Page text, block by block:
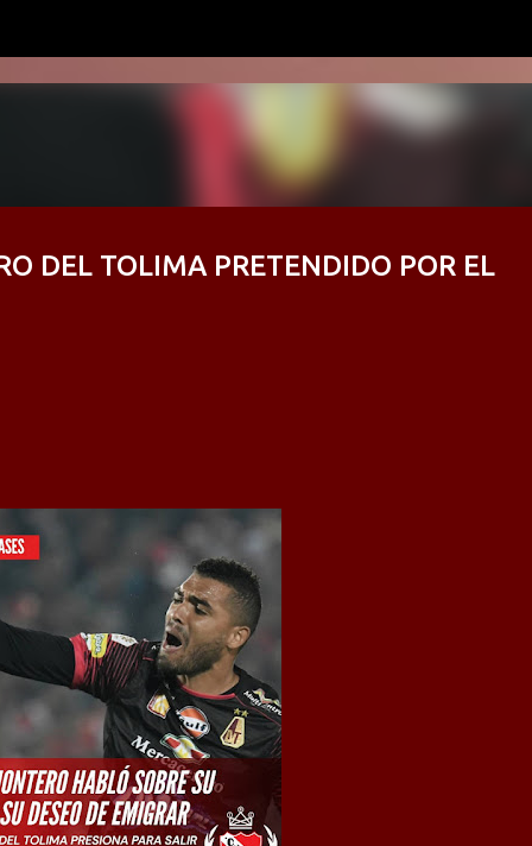
DEL TOLIMA PRETENDIDO POR EL